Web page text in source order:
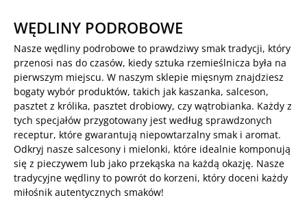
WĘDLINY PODROBOWE
Nasze wędliny podrobowe to prawdziwy smak tradycji, który
przenosi nas do czasów, kiedy sztuka rzemieślnicza była na
pierwszym miejscu. W naszym sklepie mięsnym znajdziesz
bogaty wybór produktów, takich jak kaszanka, salceson,
pasztet z królika, pasztet drobiowy, czy wątrobianka. Każdy z
tych specjałów przygotowany jest według sprawdzonych
receptur, które gwarantują niepowtarzalny smak i aromat.
Odkryj nasze salcesony i mielonki, które idealnie komponują
się z pieczywem lub jako przekąska na każdą okazję. Nasze
tradycyjne wędliny to powrót do korzeni, który doceni każdy
miłośnik autentycznych smaków!